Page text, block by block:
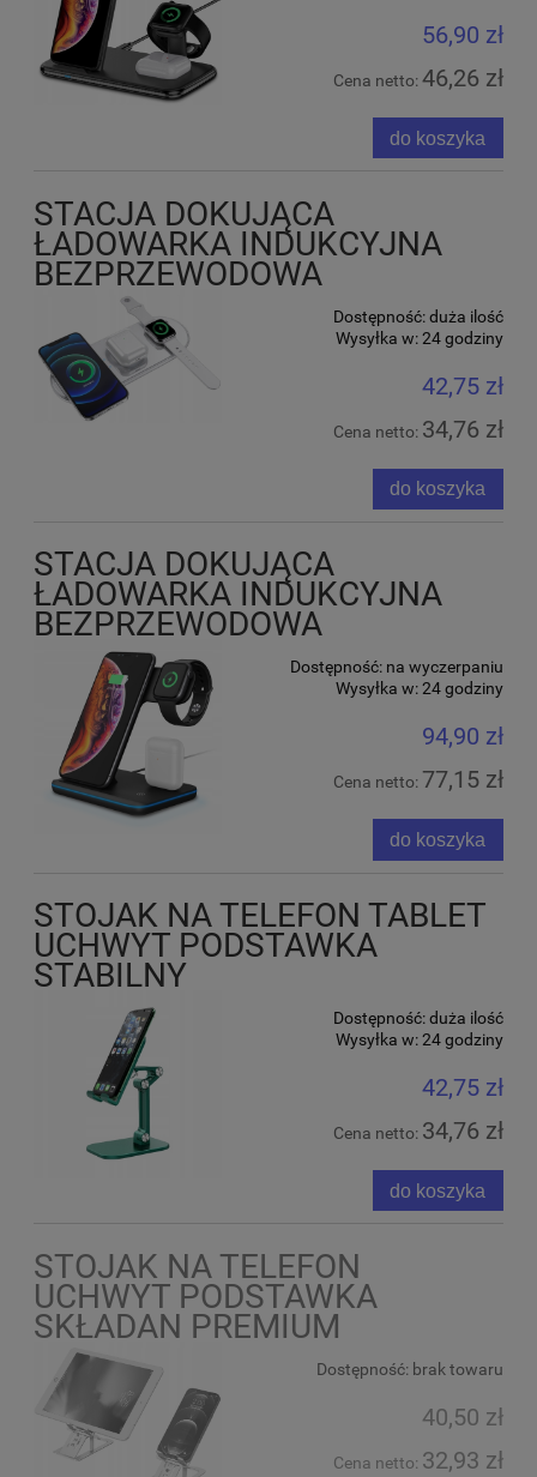
56,90 zł
Cena netto:46,26 zł
do koszyka
STACJA DOKUJĄCA
ŁADOWARKA INDUKCYJNA
BEZPRZEWODOWA
Dostępność:duża ilość
Wysyłka w:24 godziny
42,75 zł
Cena netto: 34,76 zł
do koszyka
STACJA DOKUJĄCA
ŁADOWARKA INDUKCYJNA
BEZPRZEWODOWA
Dostępność: na wyczerpaniu
Wysyłka w:24 godziny
94,90 zł
Cena netto: 77,15 zł
do koszyka
STOJAK NA TELEFON TABLET
UCHWYT PODSTAWKA
STABILNY
Dostępność:duża ilość
Wysyłka w:24 godziny
42,75 zł
Cena netto: 34,76 zł
do koszyka
STOJAK NA TELEFON
UCHWYT PODSTAWKA
SKŁADAN PREMIUM
Dostępność: brak towaru
40,50 zł
Cena netto: 32,93 zł